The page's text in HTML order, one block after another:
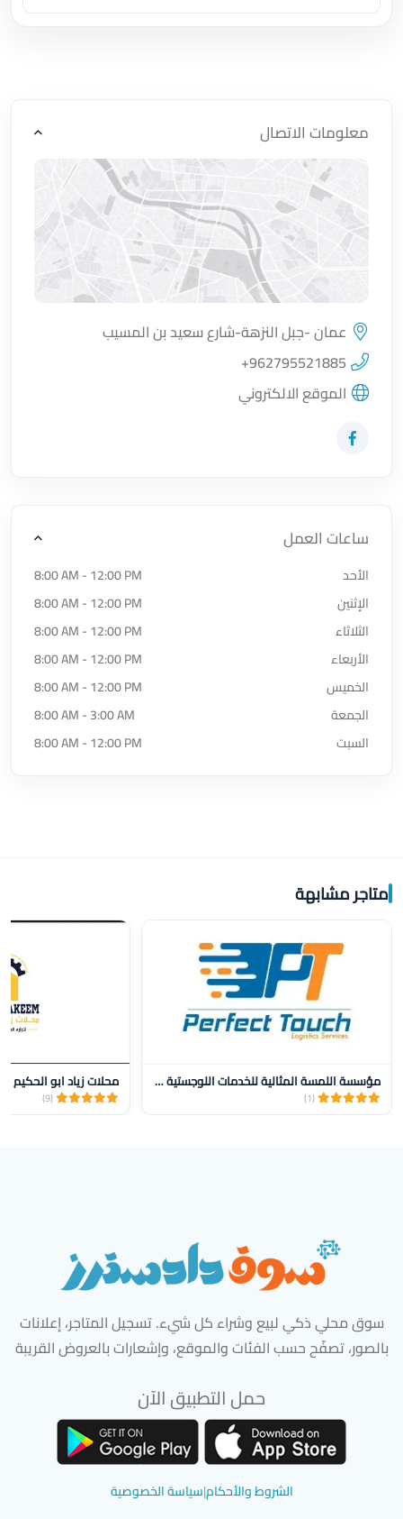
معلومات الاتصال
اضغط لتحميل الموقع
عمان -جبل النزهة-شارع سعيد بن المسيب
+962795521885
الموقع الالكتروني
زيارة حساب المتجر على Facebook-f
ساعات العمل
الأحد
8:00 AM - 12:00 PM
الإثنين
8:00 AM - 12:00 PM
الثلاثاء
8:00 AM - 12:00 PM
الأربعاء
8:00 AM - 12:00 PM
الخميس
8:00 AM - 12:00 PM
الجمعة
8:00 AM - 3:00 AM
السبت
8:00 AM - 12:00 PM
متاجر مشابهة
مؤسسة اللمسة المثالية للخدمات اللوجستية للنقل
(1)
محلات زياد ابو الحكيم
(9)
سوق محلي ذكي لبيع وشراء كل شيء. تسجيل المتاجر، إعلانات
بالصور، تصفّح حسب الفئات والموقع، وإشعارات بالعروض القريبة
حمل التطبيق الآن
الشروط والأحكام|سياسة الخصوصية